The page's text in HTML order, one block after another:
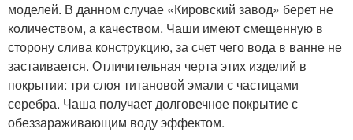
моделей. В данном случае «Кировский завод» берет не
количеством, а качеством. Чаши имеют смещенную в
сторону слива конструкцию, за счет чего вода в ванне не
застаивается. Отличительная черта этих изделий в
покрытии: три слоя титановой эмали с частицами
серебра. Чаша получает долговечное покрытие с
обеззараживающим воду эффектом.